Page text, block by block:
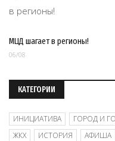
МЦД шагает в регионы!
06/08
КАТЕГОРИИ
ИНИЦИАТИВА ГОРОД И
ЖКХ
ИСТОРИЯ АФИША